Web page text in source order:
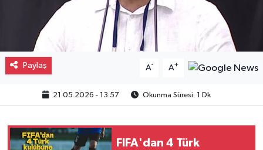
Paylaş A- A+
21.05.2026 - 13:57 Okunma Süresi: 1 Dk
FIFA'dan 4 Türk